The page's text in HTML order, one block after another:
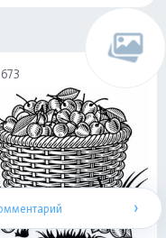
673
›